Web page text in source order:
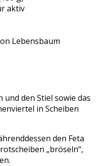
aktiv
Lebensbaum
den Stiel sowie das
in Scheiben
den Feta
„bröseln“,